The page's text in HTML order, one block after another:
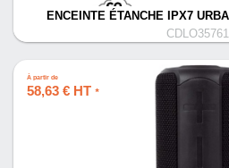
ENCEINTE ÉTANCHE IPX7
À partir de
58,63 € HT *